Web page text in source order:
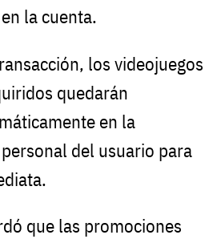
la cuenta.
los videojuegos
quedarán
en la
del usuario para
que las promociones